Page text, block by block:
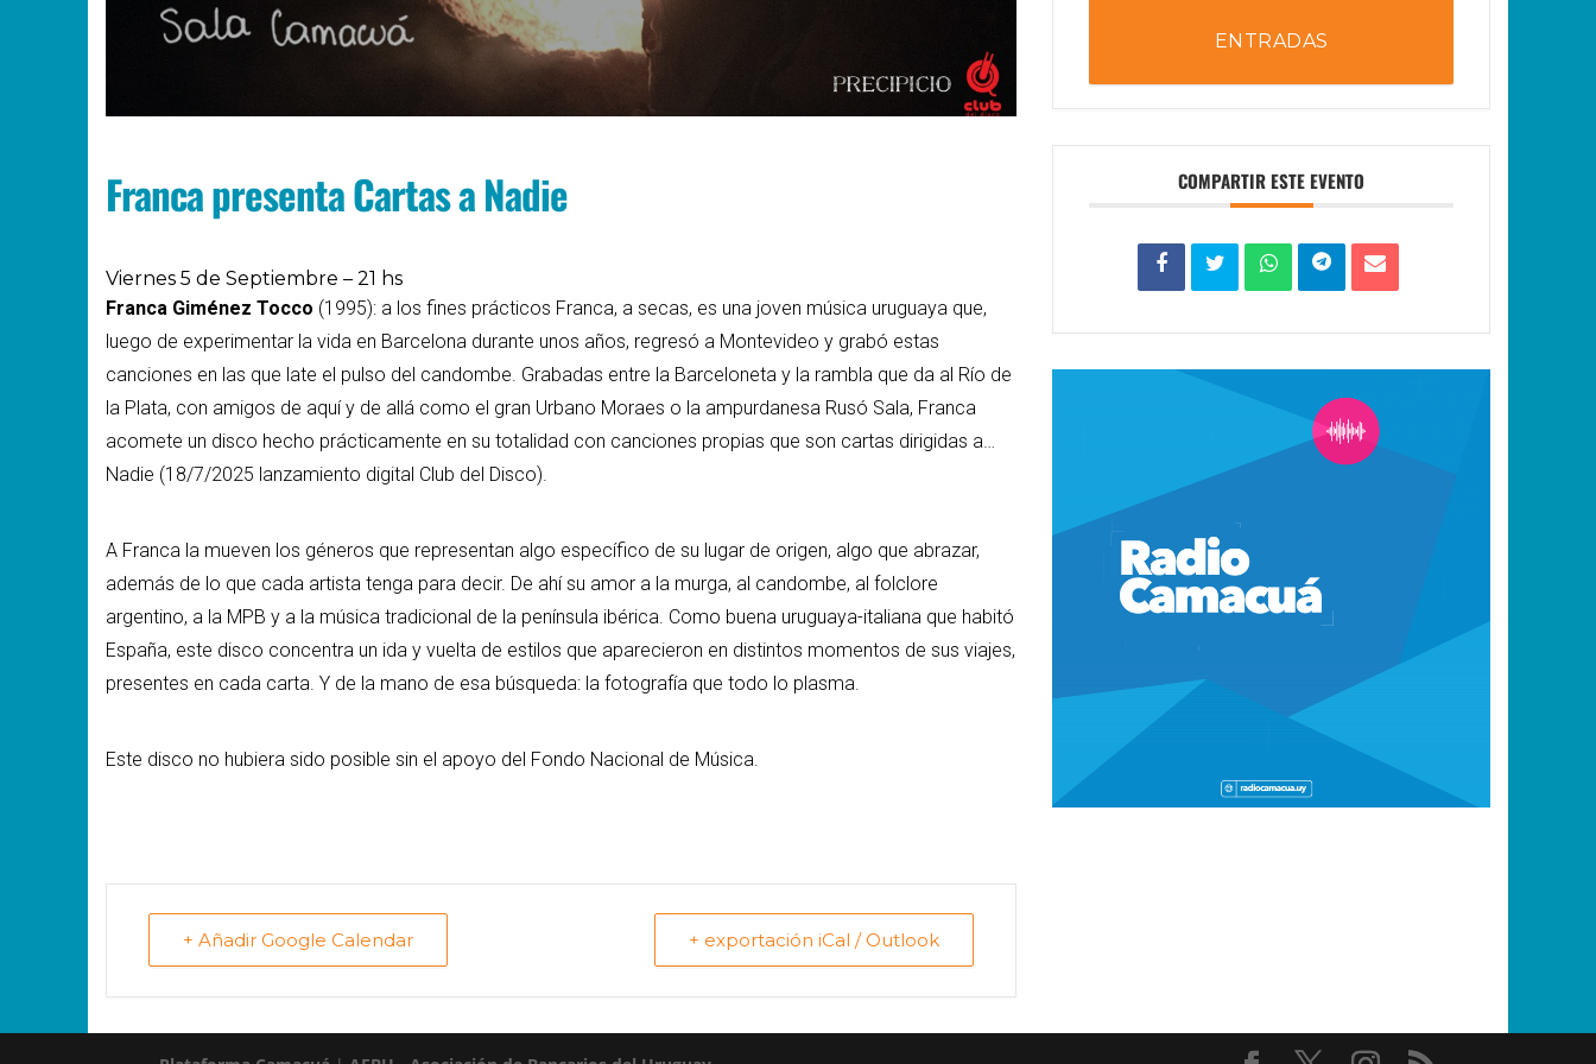
Franca presenta Cartas a Nadie
Viernes 5 de Septiembre – 21 hs
Franca Giménez Tocco (1995): a los fines prácticos Franca, a secas, es una joven música uruguaya que,
luego de experimentar la vida en Barcelona durante unos años, regresó a Montevideo y grabó estas
canciones en las que late el pulso del candombe. Grabadas entre la Barceloneta y la rambla que da al Río de
la Plata, con amigos de aquí y de allá como el gran Urbano Moraes o la ampurdanesa Rusó Sala, Franca
acomete un disco hecho prácticamente en su totalidad con canciones propias que son cartas dirigidas a…
Nadie (18/7/2025 lanzamiento digital Club del Disco).
A Franca la mueven los géneros que representan algo específico de su lugar de origen, algo que abrazar,
además de lo que cada artista tenga para decir. De ahí su amor a la murga, al candombe, al folclore
argentino, a la MPB y a la música tradicional de la península ibérica. Como buena uruguaya-italiana que habitó
España, este disco concentra un ida y vuelta de estilos que aparecieron en distintos momentos de sus viajes,
presentes en cada carta. Y de la mano de esa búsqueda: la fotografía que todo lo plasma.
Este disco no hubiera sido posible sin el apoyo del Fondo Nacional de Música.
+ Añadir Google Calendar + exportación iCal / Outlook
ENTRADAS
COMPARTIR ESTE EVENTO